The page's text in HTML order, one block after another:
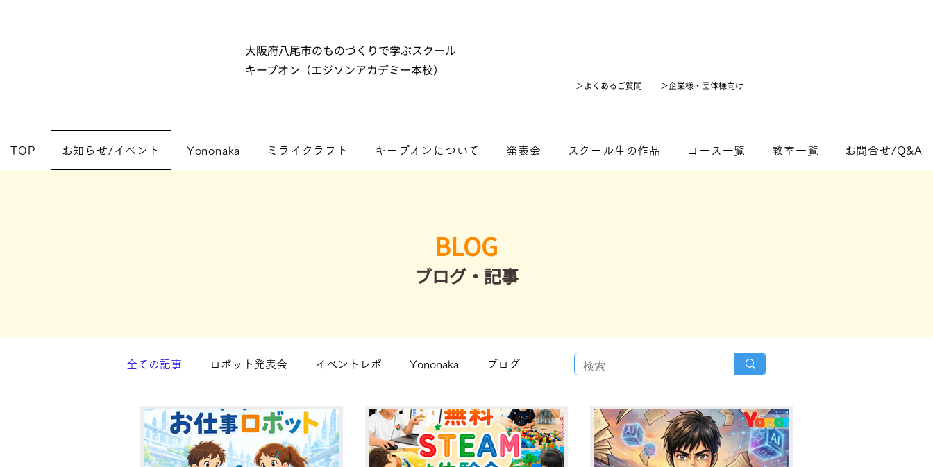
大阪府八尾市のものづくりで学ぶスクール
キープオン（エジソンアカデミー本校）
＞よくあるご質問 ＞企業様・団体様向け
TOP お知らせ/イベント Yononaka ミライクラフト キープオンについて 発表会 スクール生の作品 コース一覧 教室一覧 ​お問合せ/Q&A
BLOG
​ブログ・記事
全ての記事 ロボット発表会 イベントレポ Yononaka ブログ